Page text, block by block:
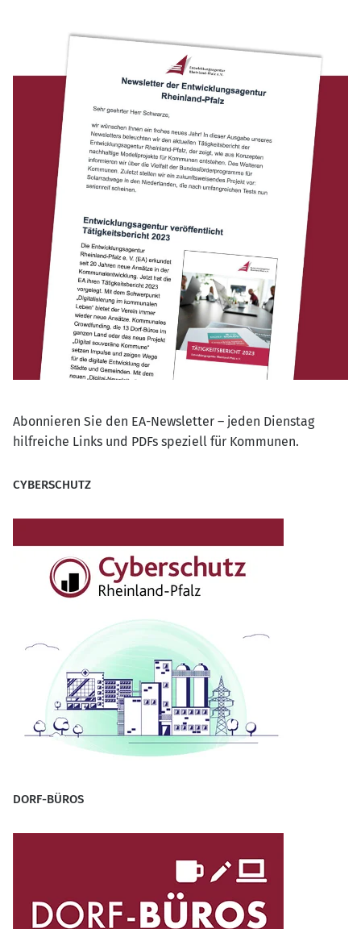
Abonnieren Sie den EA-Newsletter – jeden Dienstag
hilfreiche Links und PDFs speziell für Kommunen.
CYBERSCHUTZ
DORF-BÜROS